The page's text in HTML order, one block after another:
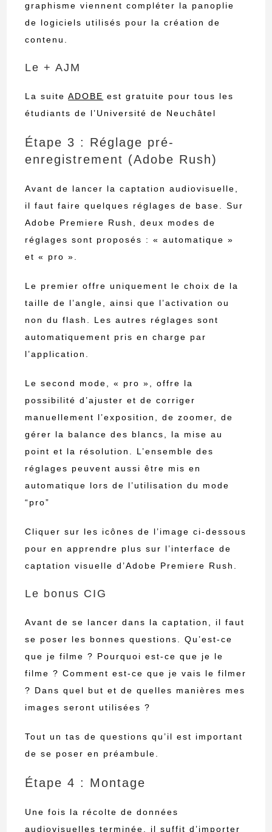
graphisme viennent compléter la panoplie
de logiciels utilisés pour la création de
contenu.
Le + AJM
La suiteADOBE est gratuite pour tous les
étudiants de l’Université de Neuchâtel
Étape 3 : Réglage pré-
enregistrement (Adobe Rush)
Avant de lancer la captation audiovisuelle,
il faut faire quelques réglages de base. Sur
Adobe Premiere Rush, deux modes de
réglages sont proposés : « automatique »
et « pro ».
Le premier offre uniquement le choix de la
taille de l’angle, ainsi que l’activation ou
non du flash. Les autres réglages sont
automatiquement pris en charge par
l’application.
Le second mode, « pro », offre la
possibilité d’ajuster et de corriger
manuellement l’exposition, de zoomer, de
gérer la balance des blancs, la mise au
point et la résolution. L’ensemble des
réglages peuvent aussi être mis en
automatique lors de l’utilisation du mode
“pro”
Cliquer sur les icônes de l’image ci-dessous
pour en apprendre plus sur l’interface de
captation visuelle d’Adobe Premiere Rush.
Le bonus CIG
Avant de se lancer dans la captation, il faut
se poser les bonnes questions. Qu’est-ce
que je filme ? Pourquoi est-ce que je le
filme ? Comment est-ce que je vais le filmer
? Dans quel but et de quelles manières mes
images seront utilisées ?
Tout un tas de questions qu’il est important
de se poser en préambule.
Étape 4 : Montage
Une fois la récolte de données
audiovisuelles terminée, il suffit d’importer